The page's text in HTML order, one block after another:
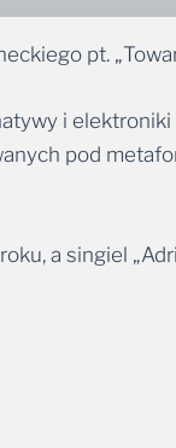
pt.
i
pod
a singiel